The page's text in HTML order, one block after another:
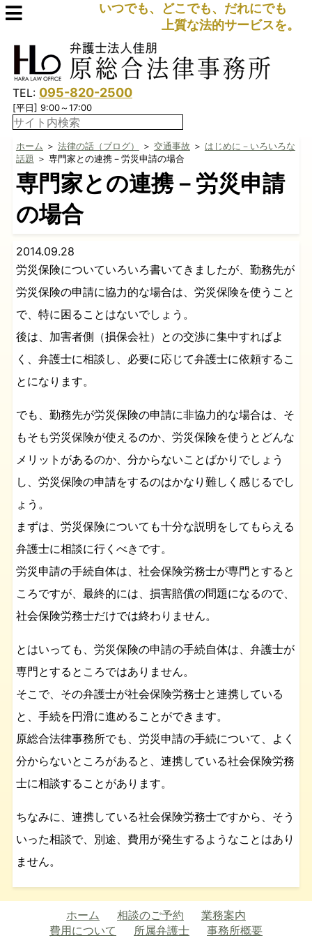
いつでも、どこでも、だれにでも
上質な法的サービスを。
TEL: 095-820-2500
[平日] 9:00～17:00
ホーム ＞ 法律の話（ブログ） ＞ 交通事故 ＞ はじめに－いろいろな
話題 ＞ 専門家との連携－労災申請の場合
専門家との連携－労災申請
の場合
2014.09.28
労災保険についていろいろ書いてきましたが、勤務先が
労災保険の申請に協力的な場合は、労災保険を使うこと
で、特に困ることはないでしょう。
後は、加害者側（損保会社）との交渉に集中すればよ
く、弁護士に相談し、必要に応じて弁護士に依頼するこ
とになります。
でも、勤務先が労災保険の申請に非協力的な場合は、そ
もそも労災保険が使えるのか、労災保険を使うとどんな
メリットがあるのか、分からないことばかりでしょう
し、労災保険の申請をするのはかなり難しく感じるでし
ょう。
まずは、労災保険についても十分な説明をしてもらえる
弁護士に相談に行くべきです。
労災申請の手続自体は、社会保険労務士が専門とすると
ころですが、最終的には、損害賠償の問題になるので、
社会保険労務士だけでは終わりません。
とはいっても、労災保険の申請の手続自体は、弁護士が
専門とするところではありません。
そこで、その弁護士が社会保険労務士と連携している
と、手続を円滑に進めることができます。
原総合法律事務所でも、労災申請の手続について、よく
分からないところがあると、連携している社会保険労務
士に相談することがあります。
ちなみに、連携している社会保険労務士ですから、そう
いった相談で、別途、費用が発生するようなことはあり
ません。
ホーム 相談のご予約
業務案内
費用について
所属弁護士 事務所概要